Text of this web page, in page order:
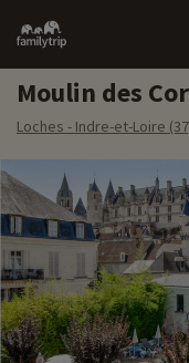
Family
trip
Moulin des
Loches - Indre-et-Loire